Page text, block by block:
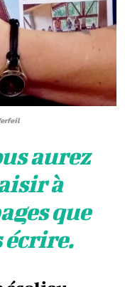
aurez
à
que
écrire.